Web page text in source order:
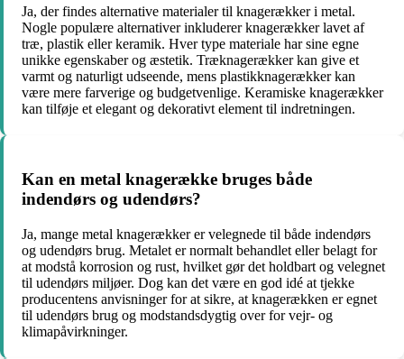
Ja, der findes alternative materialer til knagerækker i metal.
Nogle populære alternativer inkluderer knagerækker lavet af
træ, plastik eller keramik. Hver type materiale har sine egne
unikke egenskaber og æstetik. Træknagerækker kan give et
varmt og naturligt udseende, mens plastikknagerækker kan
være mere farverige og budgetvenlige. Keramiske knagerækker
kan tilføje et elegant og dekorativt element til indretningen.
Kan en metal knagerække bruges både
indendørs og udendørs?
Ja, mange metal knagerækker er velegnede til både indendørs
og udendørs brug. Metalet er normalt behandlet eller belagt for
at modstå korrosion og rust, hvilket gør det holdbart og velegnet
til udendørs miljøer. Dog kan det være en god idé at tjekke
producentens anvisninger for at sikre, at knagerækken er egnet
til udendørs brug og modstandsdygtig over for vejr- og
klimapåvirkninger.